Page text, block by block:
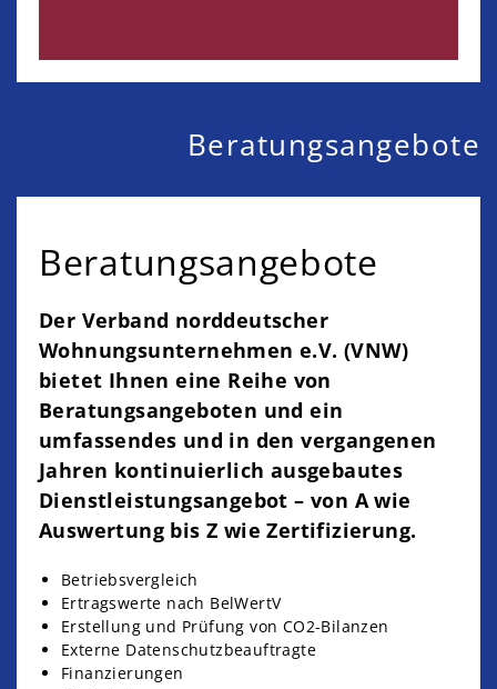
Beratungsangebote
Beratungsangebote
Der Verband norddeutscher
Wohnungsunternehmen e.V. (VNW)
bietet Ihnen eine Reihe von
Beratungsangeboten und ein
umfassendes und in den vergangenen
Jahren kontinuierlich ausgebautes
Dienstleistungsangebot – von A wie
Auswertung bis Z wie Zertifizierung.
Betriebsvergleich
Ertragswerte nach BelWertV
Erstellung und Prüfung von CO2-Bilanzen
Externe Datenschutzbeauftragte
Finanzierungen